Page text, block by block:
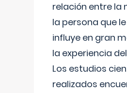
relación entre la
la persona que
influye en gran
la experiencia
Los estudios
realizados